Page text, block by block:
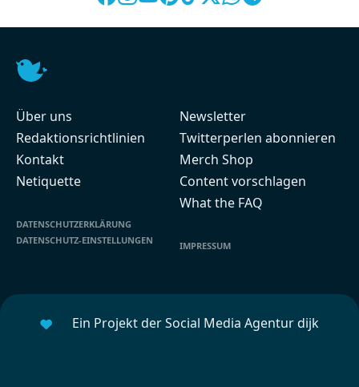
Über uns
Redaktionsrichtlinien
Kontakt
Netiquette
DATENSCHUTZERKLÄRUNG
DATENSCHUTZ-EINSTELLUNGEN
Newsletter
Twitterperlen abonnieren
Merch Shop
Content vorschlagen
What the FAQ
IMPRESSUM
Ein Projekt der Social Media Agentur dijk